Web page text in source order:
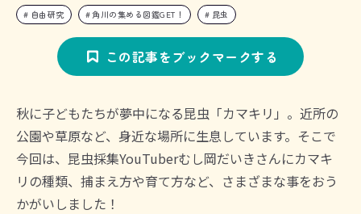
自由研究 角川の集める図鑑GET！ 昆虫
この記事をブックマークする
秋に子どもたちが夢中になる昆虫「カマキリ」。近所の
公園や草原など、身近な場所に生息しています。そこで
今回は、昆虫採集YouTuberむし岡だいきさんにカマキ
リの種類、捕まえ方や育て方など、さまざまな事をおう
かがいしました！